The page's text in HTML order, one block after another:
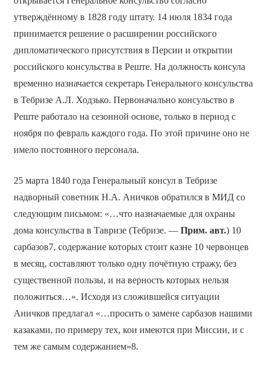
утверждённому в 1828 году штату. 14 июля 1834 года
принимается решение о расширении российского
дипломатического присутствия в Персии и открытии
российского консульства в Реште. На должность консула
временно назначается секретарь Генерального консульства
в Тебризе А.Л. Ходзько. Первоначально консульство в
Реште работало на сезонной основе, только в период с
ноября по февраль каждого года. По этой причине оно не
имело постоянного персонала.
25 марта 1840 года Генеральный консул в Тебризе
надворный советник Н.А. Аничков обратился в МИД со
следующим письмом: «…что назначаемые для охраны
дома консульства в Тавризе (Тебризе. — Прим. авт.) 10
сарбазов7, содержание которых стоит казне 10 червонцев
в месяц, составляют только одну почётную стражу, без
существенной пользы, и на верность которых нельзя
положиться…». Исходя из сложившейся ситуации
Аничков предлагал «…просить о замене сарбазов нашими
казаками, по примеру тех, кои имеются при Миссии, и с
тем же самым содержанием»8.